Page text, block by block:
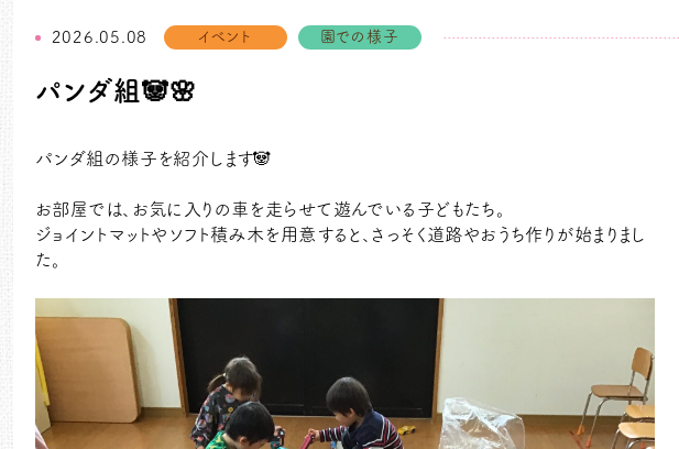
2026.05.08 イベント 園での様子
パンダ組🐼🌸
パンダ組の様子を紹介します🐼
お部屋では、お気に入りの車を走らせて遊んでいる子どもたち。
ジョイントマットやソフト積み木を用意すると、さっそく道路やおうち作りが始まりまし
た。